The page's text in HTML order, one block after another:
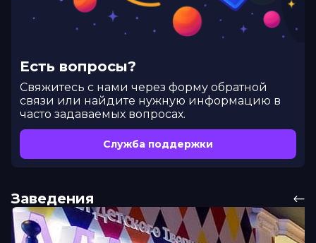
Есть вопросы?
Cвяжитесь с нами через форму обратной
связи или найдите нужную информацию в
часто задаваемых вопросах.
Служба поддержки
Заведения